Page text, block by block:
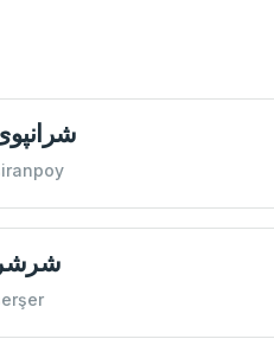
شرشر